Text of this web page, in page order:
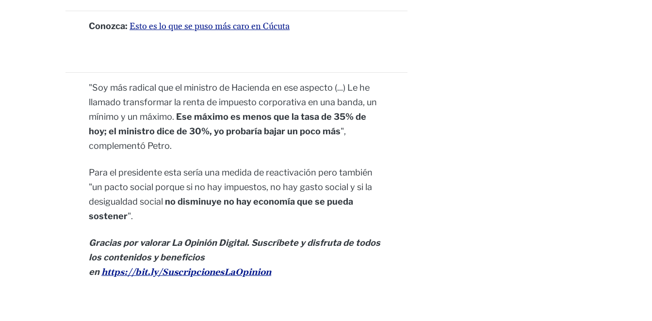
Conozca: Esto es lo que se puso más caro en Cúcuta
"Soy más radical que el ministro de Hacienda en ese aspecto (...) Le he
llamado transformar la renta de impuesto corporativa en una banda, un
mínimo y un máximo. Ese máximo es menos que la tasa de 35% de
hoy; el ministro dice de 30%, yo probaría bajar un poco más",
complementó Petro.
Para el presidente esta sería una medida de reactivación pero también
"un pacto social porque si no hay impuestos, no hay gasto social y si la
desigualdad social no disminuye no hay economía que se pueda
sostener".
Gracias por valorar La Opinión Digital. Suscríbete y disfruta de todos
los contenidos y beneficios
enhttps://bit.ly/SuscripcionesLaOpinion